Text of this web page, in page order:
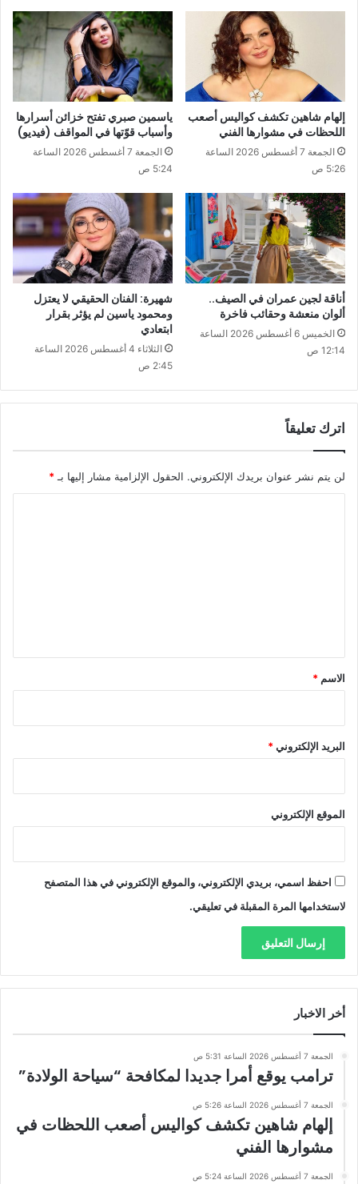
إلهام شاهين تكشف كواليس أصعب
اللحظات في مشوارها الفني
الجمعة 7 أغسطس 2026 الساعة
5:26 ص
ياسمين صبري تفتح خزائن أسرارها
وأسباب قوّتها في المواقف (فيديو)
الجمعة 7 أغسطس 2026 الساعة
5:24 ص
أناقة لجين عمران في الصيف..
ألوان منعشة وحقائب فاخرة
الخميس 6 أغسطس 2026 الساعة
12:14 ص
شهيرة: الفنان الحقيقي لا يعتزل
ومحمود ياسين لم يؤثر بقرار
ابتعادي
الثلاثاء 4 أغسطس 2026 الساعة
2:45 ص
اترك تعليقاً
لن يتم نشر عنوان بريدك الإلكتروني. الحقول الإلزامية مشار إليها بـ *
*
الاسم *
البريد الإلكتروني*
الموقع الإلكتروني
احفظ اسمي، بريدي الإلكتروني، والموقع الإلكتروني في هذا المتصفح
لاستخدامها المرة المقبلة في تعليقي.
أخر الاخبار
الجمعة 7 أغسطس 2026 الساعة 5:31 ص
ترامب يوقع أمرا جديدا لمكافحة “سياحة الولادة”
الجمعة 7 أغسطس 2026 الساعة 5:26 ص
إلهام شاهين تكشف كواليس أصعب اللحظات في
مشوارها الفني
الجمعة 7 أغسطس 2026 الساعة 5:24 ص